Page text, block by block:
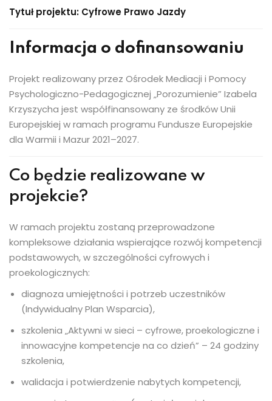
Tytuł projektu: Cyfrowe Prawo Jazdy
Informacja o dofinansowaniu
Projekt realizowany przez Ośrodek Mediacji i Pomocy
Psychologiczno-Pedagogicznej „Porozumienie” Izabela
Krzyszycha jest współfinansowany ze środków Unii
Europejskiej w ramach programu Fundusze Europejskie
dla Warmii i Mazur 2021–2027.
Co będzie realizowane w
projekcie?
W ramach projektu zostaną przeprowadzone
kompleksowe działania wspierające rozwój kompetencji
podstawowych, w szczególności cyfrowych i
proekologicznych:
diagnoza umiejętności i potrzeb uczestników
(Indywidualny Plan Wsparcia),
szkolenia „Aktywni w sieci – cyfrowe, proekologiczne i
innowacyjne kompetencje na co dzień” – 24 godziny
szkolenia,
walidacja i potwierdzenie nabytych kompetencji,